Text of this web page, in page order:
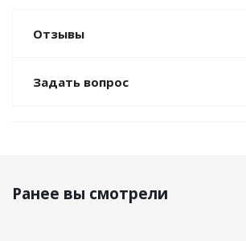
Отзывы
Задать вопрос
Ранее вы смотрели